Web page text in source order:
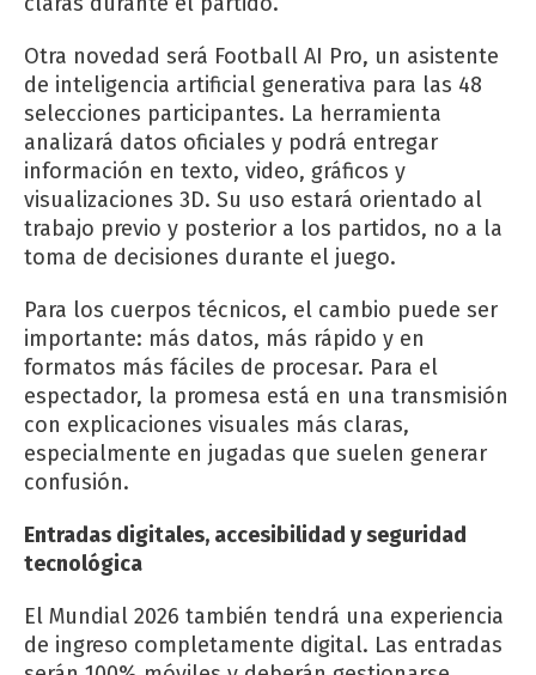
Otra novedad será Football AI Pro, un asistente
de inteligencia artificial generativa para las 48
selecciones participantes. La herramienta
analizará datos oficiales y podrá entregar
información en texto, video, gráficos y
visualizaciones 3D. Su uso estará orientado al
trabajo previo y posterior a los partidos, no a la
toma de decisiones durante el juego.
Para los cuerpos técnicos, el cambio puede ser
importante: más datos, más rápido y en
formatos más fáciles de procesar. Para el
espectador, la promesa está en una transmisión
con explicaciones visuales más claras,
especialmente en jugadas que suelen generar
confusión.
Entradas digitales, accesibilidad y seguridad
tecnológica
El Mundial 2026 también tendrá una experiencia
de ingreso completamente digital. Las entradas